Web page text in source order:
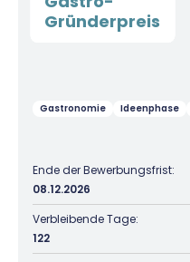
Gründerpreis
Gastronomie Ideenphase
Ende der Bewerbungsfrist:
08.12.2026
Verbleibende Tage:
122